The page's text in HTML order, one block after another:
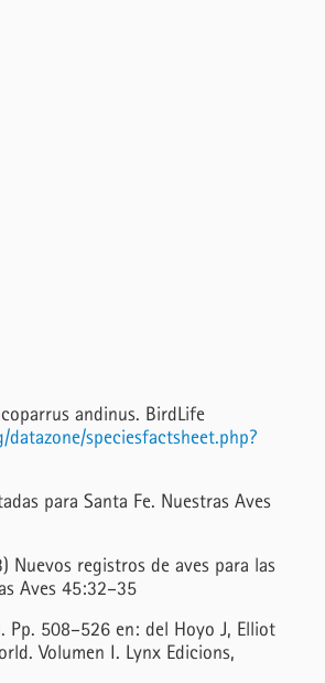
andinus. BirdLife
speciesfactsheet.php?
para Santa Fe. Nuestras Aves
Nuevos registros de aves para las
Aves 45:32–35
Pp. 508–526 en: del Hoyo J, Elliot
Volumen I. Lynx Edicions,